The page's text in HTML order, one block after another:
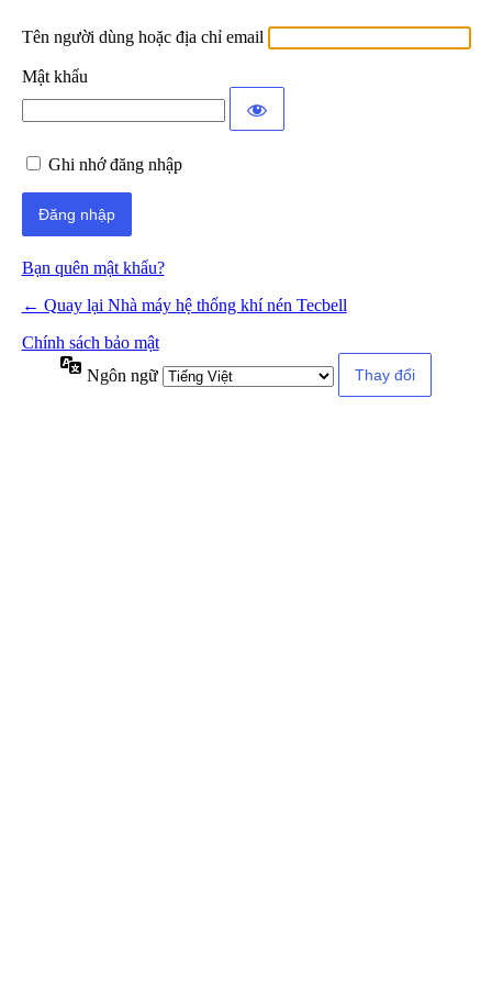
Tên người dùng hoặc địa chỉ email
Mật khẩu
Ghi nhớ đăng nhập
Bạn quên mật khẩu?
← Quay lại Nhà máy hệ thống khí nén Tecbell
Chính sách bảo mật
Ngôn ngữ